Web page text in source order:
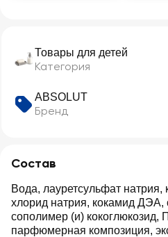
Товары для детей
Категория
ABSOLUT
Бренд
Состав
Вода, лауретсульфат натрия,
хлорид натрия, кокамид ДЭА,
сополимер (и) кокоглюкозид,
парфюмерная композиция,